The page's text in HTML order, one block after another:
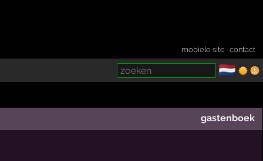
mobiele site ·contact
🇳🇱
gastenboek